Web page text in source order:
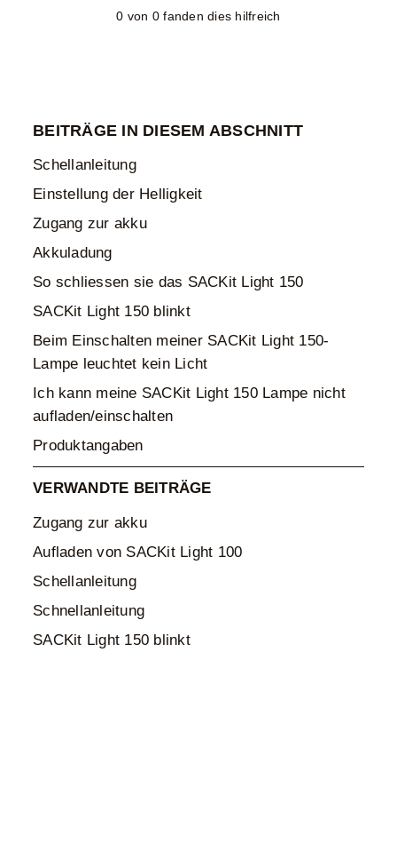
0 von 0 fanden dies hilfreich
BEITRÄGE IN DIESEM ABSCHNITT
Schellanleitung
Einstellung der Helligkeit
Zugang zur akku
Akkuladung
So schliessen sie das SACKit Light 150
SACKit Light 150 blinkt
Beim Einschalten meiner SACKit Light 150-
Lampe leuchtet kein Licht
Ich kann meine SACKit Light 150 Lampe nicht
aufladen/einschalten
Produktangaben
VERWANDTE BEITRÄGE
Zugang zur akku
Aufladen von SACKit Light 100
Schellanleitung
Schnellanleitung
SACKit Light 150 blinkt